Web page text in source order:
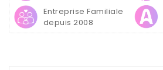
Diamant
Entreprise Familiale
depuis 2008